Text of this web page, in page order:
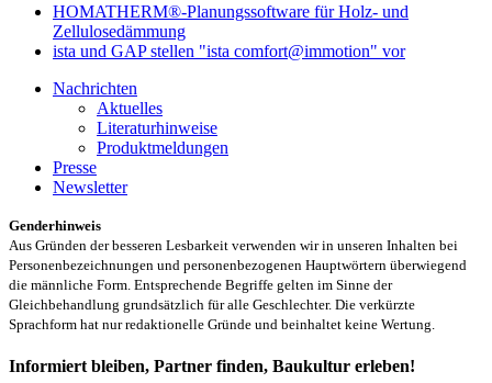
HOMATHERM®-Planungssoftware für Holz- und
Zellulosedämmung
ista und GAP stellen "ista comfort@immotion" vor
Nachrichten
Aktuelles
Literaturhinweise
Produktmeldungen
Presse
Newsletter
Genderhinweis
Aus Gründen der besseren Lesbarkeit verwenden wir in unseren Inhalten bei
Personenbezeichnungen und personenbezogenen Hauptwörtern überwiegend
die männliche Form. Entsprechende Begriffe gelten im Sinne der
Gleichbehandlung grundsätzlich für alle Geschlechter. Die verkürzte
Sprachform hat nur redaktionelle Gründe und beinhaltet keine Wertung.
Informiert bleiben, Partner finden, Baukultur erleben!